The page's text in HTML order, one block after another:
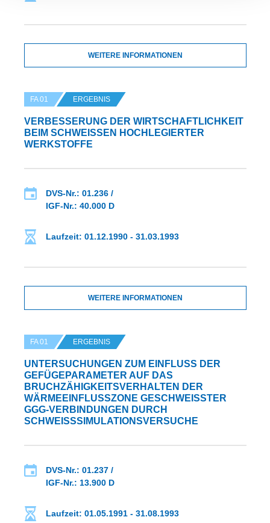
WEITERE INFORMATIONEN
FA 01 ERGEBNIS
VERBESSERUNG DER WIRTSCHAFTLICHKEIT
BEIM SCHWEISSEN HOCHLEGIERTER W
ERKSTOFFE
DVS-Nr.: 01.236 /
IGF-Nr.: 40.000 D
Laufzeit: 01.12.1990 - 31.03.1993
WEITERE INFORMATIONEN
FA 01 ERGEBNIS
UNTERSUCHUNGEN ZUM EINFLUSS DER G
EFÜGEPARAMETER AUF DAS B
RUCHZÄHIGKEITSVERHALTEN DER W
ÄRMEEINFLUSSZONE GESCHWEISSTER GGG
-VERBINDUNGEN DURCH SCH
WEISSSIMULATIONSVERSUCHE
DVS-Nr.: 01.237 /
IGF-Nr.: 13.900 D
Laufzeit: 01.05.1991 - 31.08.1993